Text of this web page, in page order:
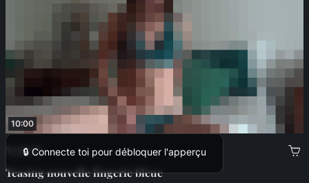
10:00
🔒 Connecte toi pour débloquer l'apperçu
11,00 €
Teasing nouvelle lingerie bleue